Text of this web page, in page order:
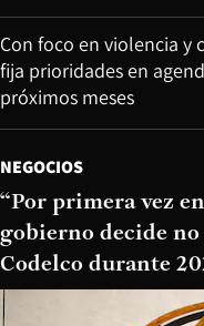
Con foco en violencia y
fija prioridades en
próximos meses
NEGOCIOS
“Por primera vez
gobierno decide
Codelco durante